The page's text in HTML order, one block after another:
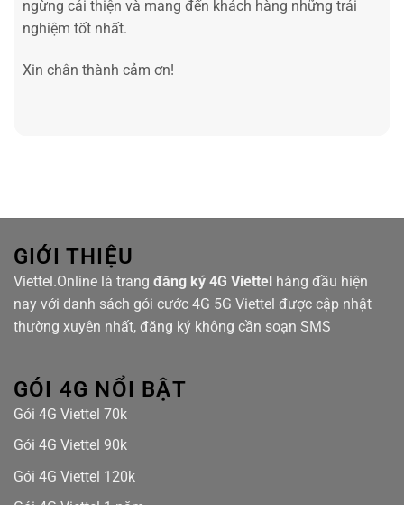
ngừng cải thiện và mang đến khách hàng những trải
nghiệm tốt nhất.
Xin chân thành cảm ơn!
GIỚI THIỆU
Viettel.Online là trang đăng ký 4G Viettel hàng đầu hiện
nay với danh sách gói cước 4G 5G Viettel được cập nhật
thường xuyên nhất, đăng ký không cần soạn SMS
GÓI 4G NỔI BẬT
Gói 4G Viettel 70k
Gói 4G Viettel 90k
Gói 4G Viettel 120k